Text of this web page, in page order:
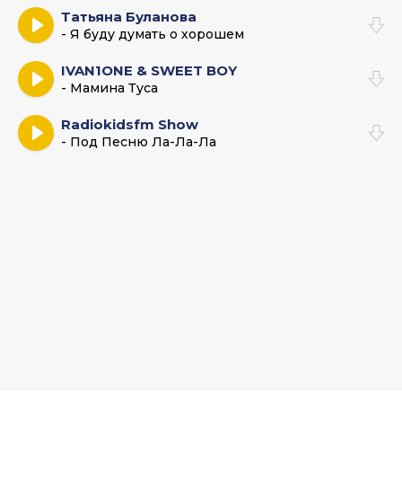
Татьяна Буланова
- Я буду думать о хорошем
IVAN1ONE & SWEET BOY
- Мамина Туса
Radiokidsfm Show
- Под Песню Ла-Ла-Ла